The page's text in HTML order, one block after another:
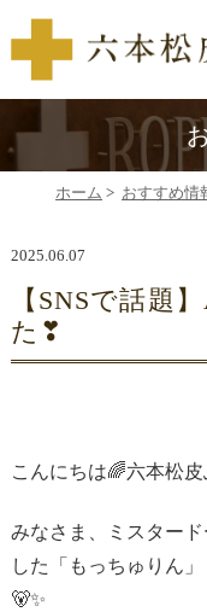
ホーム > おすすめ情
2025.06.07
【SNSで話題
た❣
こんにちは🌈六本松
みなさま、ミスター
した「もっちゅりん
🐻✨